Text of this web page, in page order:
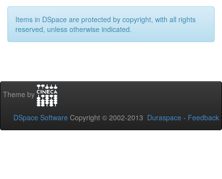
Items in DSpace are protected by copyright, with all rights
reserved, unless otherwise indicated.
Theme by
DSpace Software Copyright © 2002-2013 Duraspace - Feedback